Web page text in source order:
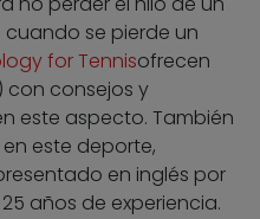
se pierde un
for Tennisofrecen
con consejos y
este aspecto. También
este deporte,
en inglés por
años de experiencia.